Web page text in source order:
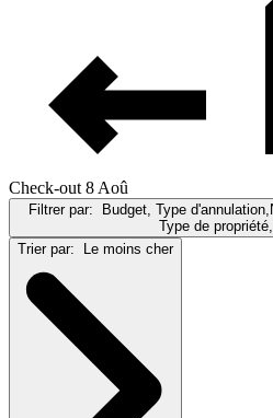
Check-out 8 Aoû
Filtrer par:
Budget, Type
Type de
Trier par:
Le moins cher